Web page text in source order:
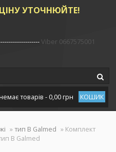
УТОЧНЮЙТЕ!
Viber 0667575001
товарів - 0,00 грн КОШИК
»тип B Galmed » Комплект
B Galmed